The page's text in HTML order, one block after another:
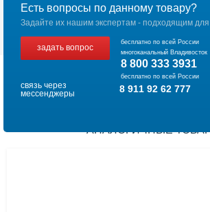
Есть вопросы по данному товару?
Задайте их нашим экспертам - подходящим
задать вопрос
бесплатно по всей России
многоканальный Владивосток
8 800 333 3931
бесплатно по всей России
связь через
мессенджеры
8 911 92 62 777
АНАЛОГИЧНЫЕ